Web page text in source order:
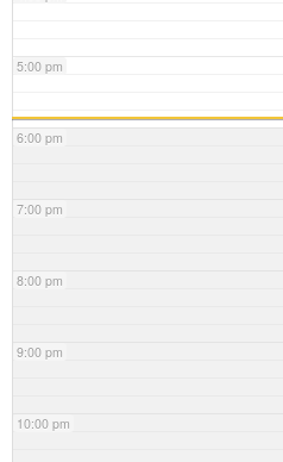
5:00 pm
6:00 pm
7:00 pm
8:00 pm
9:00 pm
10:00 pm